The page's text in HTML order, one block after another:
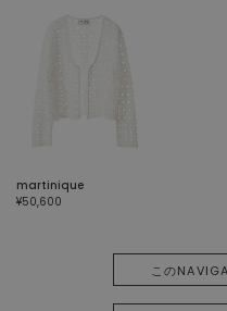
martinique
¥50,600
この